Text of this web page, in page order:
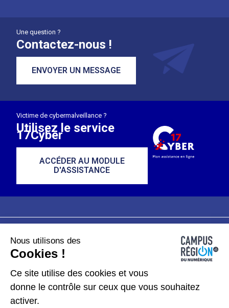
Une question ?
Contactez-nous !
ENVOYER UN MESSAGE
Victime de cybermalveillance ?
Utilisez le service
17Cyber
ACCÉDER AU MODULE
D'ASSISTANCE
Plan du site
Données personnelles
Nous utilisons des
Cookies !
Ce site utilise des cookies et vous
donne le contrôle sur ceux que vous souhaitez
activer.